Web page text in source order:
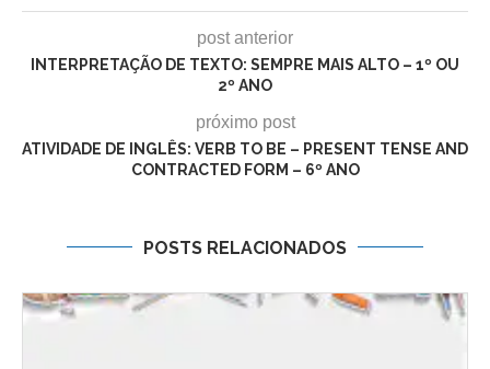
post anterior
INTERPRETAÇÃO DE TEXTO: SEMPRE MAIS ALTO – 1º OU
2º ANO
próximo post
ATIVIDADE DE INGLÊS: VERB TO BE – PRESENT TENSE AND
CONTRACTED FORM – 6º ANO
POSTS RELACIONADOS